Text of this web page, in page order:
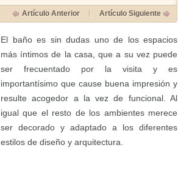
Artículo Anterior Artículo Siguiente
El baño es sin dudas uno de los espacios
más íntimos de la casa, que a su vez puede
ser frecuentado por la visita y es
importantísimo que cause buena impresión y
resulte acogedor a la vez de funcional. Al
igual que el resto de los ambientes merece
ser decorado y adaptado a los diferentes
estilos de diseño y arquitectura.